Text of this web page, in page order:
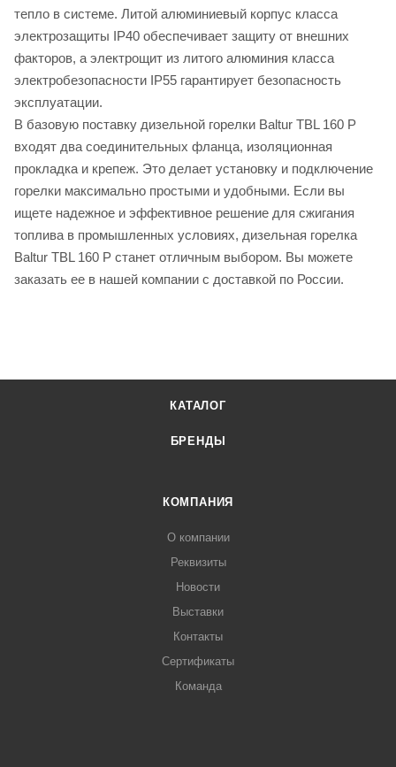
тепло в системе. Литой алюминиевый корпус класса
электрозащиты IP40 обеспечивает защиту от внешних
факторов, а электрощит из литого алюминия класса
электробезопасности IP55 гарантирует безопасность
эксплуатации.
В базовую поставку дизельной горелки Baltur TBL 160 P
входят два соединительных фланца, изоляционная
прокладка и крепеж. Это делает установку и подключение
горелки максимально простыми и удобными. Если вы
ищете надежное и эффективное решение для сжигания
топлива в промышленных условиях, дизельная горелка
Baltur TBL 160 P станет отличным выбором. Вы можете
заказать ее в нашей компании с доставкой по России.
КАТАЛОГ
БРЕНДЫ
КОМПАНИЯ
О компании
Реквизиты
Новости
Выставки
Контакты
Сертификаты
Команда